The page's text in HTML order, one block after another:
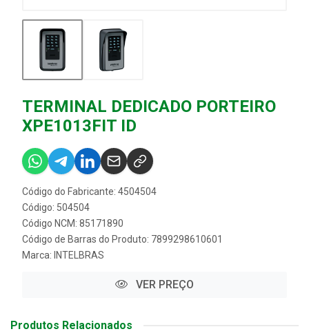
TERMINAL DEDICADO PORTEIRO
XPE1013FIT ID
Código do Fabricante: 4504504
Código: 504504
Código NCM: 85171890
Código de Barras do Produto: 7899298610601
Marca: INTELBRAS
VER PREÇO
Produtos Relacionados